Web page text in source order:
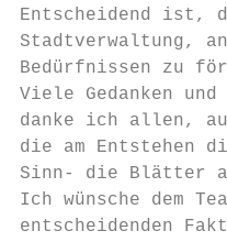
Entscheidend ist,
Stadtverwaltung,
Bedürfnissen zu
Viele Gedanken
danke ich allen,
die am Entstehen
Sinn- die Blätter an
Ich wünsche dem
entscheidenden